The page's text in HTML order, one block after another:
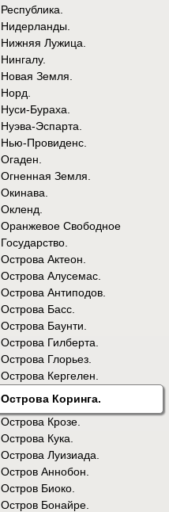
Республика.
Нидерланды.
Нижняя Лужица.
Нингалу.
Новая Земля.
Норд.
Нуси-Бураха.
Нуэва-Эспарта.
Нью-Провиденс.
Огаден.
Огненная Земля.
Окинава.
Окленд.
Оранжевое Свободное
Государство.
Острова Актеон.
Острова Алусемас.
Острова Антиподов.
Острова Басс.
Острова Баунти.
Острова Гилберта.
Острова Глорьез.
Острова Кергелен.
Острова Коринга.
Острова Крозе.
Острова Кука.
Острова Луизиада.
Остров Аннобон.
Остров Биоко.
Остров Бонайре.